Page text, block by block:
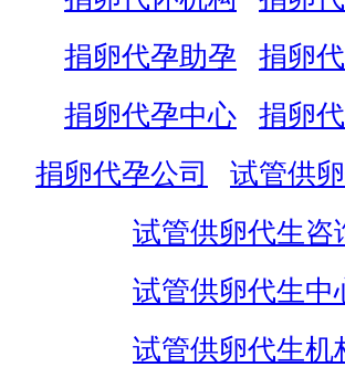
捐卵代孕助孕
捐卵
捐卵代孕中心
捐卵
捐卵代孕公司
试管供
试管供卵代生咨
试管供卵代生中
试管供卵代生机